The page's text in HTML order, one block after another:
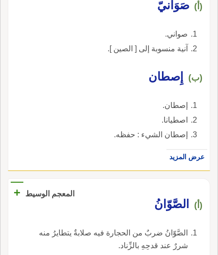
(أ) صَوَانيّ
صواني.
آنية منسوبة إلى [ الصين ].
(ب) إِصطان
إصطان.
اصطيانا.
إصطان الشيء : حفظه.
عرض المزيد
المعجم الوسيط +
(أ) الصَّوّانُ
الصَّوّانُ ضربٌ من الحجارة فيه صلابةٌ يتطايرُ منه
شررٌ عند قدحِهِ بالزِّناد.